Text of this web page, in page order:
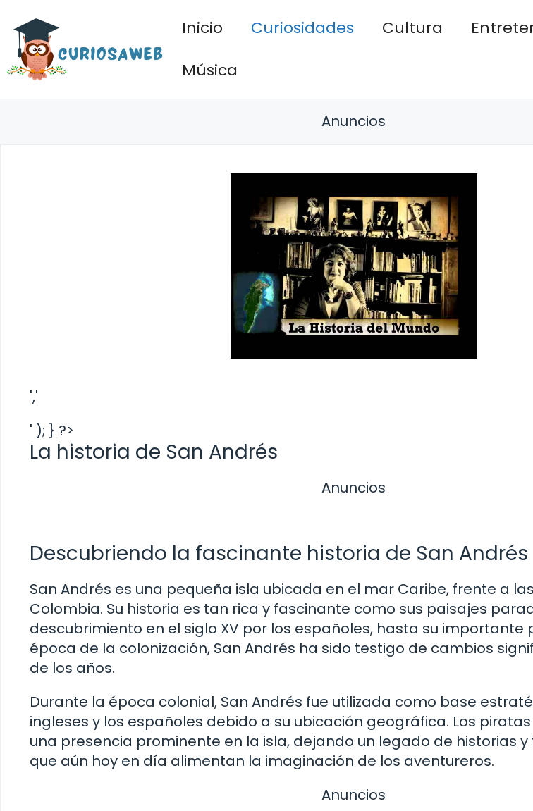
contenido
Inicio Curiosidades Cultura
Música
Anuncios
','
' ); } ?>
La historia de San Andrés
Anuncios
Descubriendo la fascinante historia de San Andrés
San Andrés es una pequeña isla ubicada en el mar Caribe, frente a
Colombia. Su historia es tan rica y fascinante como sus paisajes
descubrimiento en el siglo XV por los españoles, hasta su importante
época de la colonización, San Andrés ha sido testigo de cambios
de los años.
Durante la época colonial, San Andrés fue utilizada como base
ingleses y los españoles debido a su ubicación geográfica. Los
una presencia prominente en la isla, dejando un legado de historias
que aún hoy en día alimentan la imaginación de los aventureros.
Anuncios